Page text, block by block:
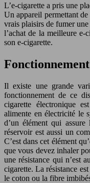
L’e-cigarette a pris une
Un appareil permettant
vrais plaisirs de fumer
l’achat de la meilleure
son e-cigarette.
Il existe une grande
fonctionnement de ce
cigarette électronique
alimente en électricité le
d’un élément qui
réservoir est aussi un
C’est dans cet élément
que vous devez inhaler
une résistance qui n’est
cigarette. La résistance
le coton ou la fibre